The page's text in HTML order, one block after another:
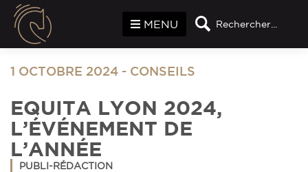
Rechercher...
MENU
1 OCTOBRE 2024 - CONSEILS
EQUITA LYON 2024,
L’ÉVÉNEMENT DE
L’ANNÉE
PUBLI-RÉDACTION
Panneau de gestion des cookies